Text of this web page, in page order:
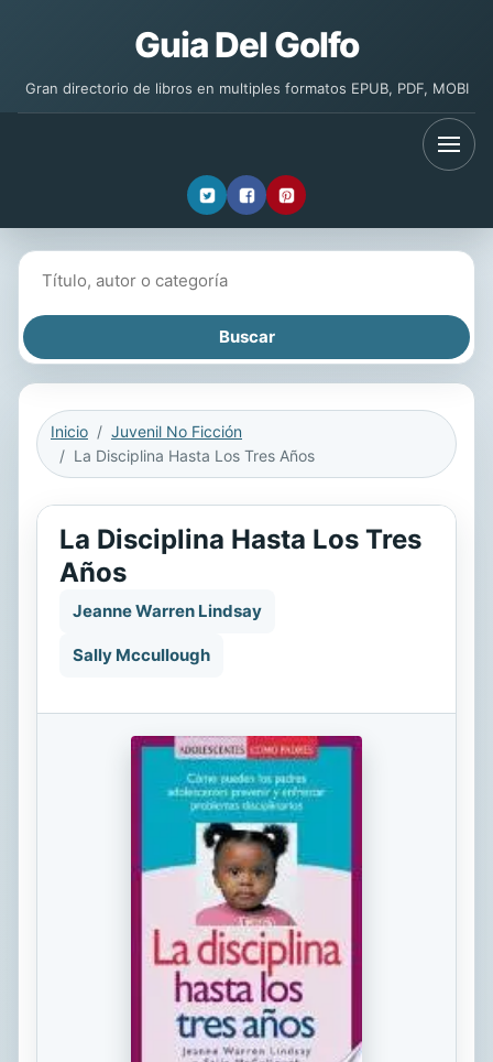
Guia Del Golfo
Gran directorio de libros en multiples formatos EPUB, PDF, MOBI
Inicio
Juvenil No Ficción
La Disciplina Hasta Los Tres Años
La Disciplina Hasta Los Tres
Años
Jeanne Warren Lindsay
Sally Mccullough